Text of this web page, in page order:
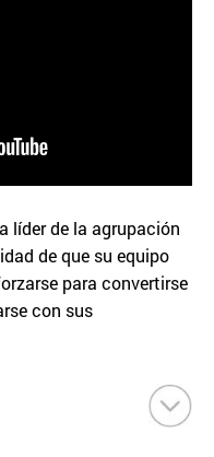
líder de la agrupación
de que su equipo
para convertirse
con sus